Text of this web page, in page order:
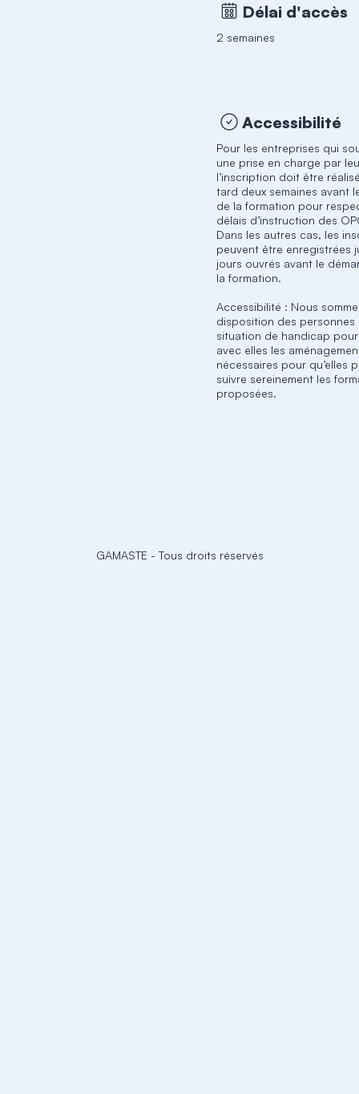
Délai d'accès
2 semaines
Accessibilité
Pour les entreprises qui
une prise en charge par
l’inscription doit être
tard deux semaines avant
de la formation pour
délais d’instruction des
Dans les autres cas, les
peuvent être enregistrées
jours ouvrés avant le
la formation.
Accessibilité : Nous
disposition des personnes
situation de handicap
avec elles les
nécessaires pour qu’elles
suivre sereinement les
proposées.
GAMASTE - Tous droits réservés